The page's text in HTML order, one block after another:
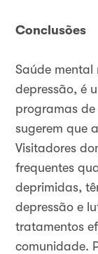
Conclusões
Saúde
depressão, é
programas
sugerem que
Visitadores
frequentes
deprimidas,
depressão e
tratamentos
comunidade.